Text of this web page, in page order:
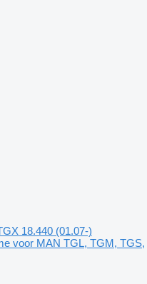
18.440 (01.07-)
voor MAN TGL, TGM, TGS,